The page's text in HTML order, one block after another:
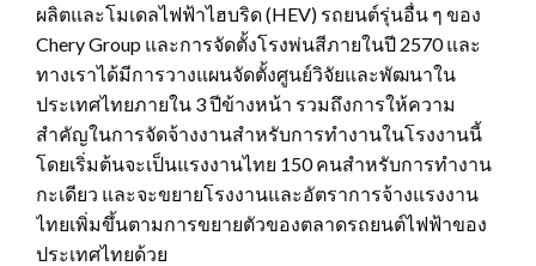
ผลิตและโมเดลไฟฟ้าไฮบริด (HEV) รถยนต์รุ่นอื่น ๆ ของ
Chery Group และการจัดตั้งโรงพ่นสีภายในปี 2570 และ
ทางเราได้มีการวางแผนจัดตั้งศูนย์วิจัยและพัฒนาใน
ประเทศไทยภายใน 3 ปีข้างหน้า รวมถึงการให้ความ
สำคัญในการจัดจ้างงานสำหรับการทำงานในโรงงานนี้
โดยเริ่มต้นจะเป็นแรงงานไทย 150 คนสำหรับการทำงาน
กะเดียว และจะขยายโรงงานและอัตราการจ้างแรงงาน
ไทยเพิ่มขึ้นตามการขยายตัวของตลาดรถยนต์ไฟฟ้าของ
ประเทศไทยด้วย